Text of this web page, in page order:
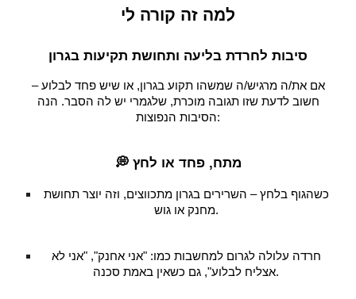
למה זה קורה לי
סיבות לחרדת בליעה ותחושת תקיעות בגרון
אם את/ה מרגיש/ה שמשהו תקוע בגרון, או שיש פחד לבלוע –
חשוב לדעת שזו תגובה מוכרת, שלגמרי יש לה הסבר. הנה
הסיבות הנפוצות:
💭 מתח, פחד או לחץ
כשהגוף בלחץ – השרירים בגרון מתכווצים, וזה יוצר תחושת
מחנק או גוש.
חרדה עלולה לגרום למחשבות כמו: "אני אחנק", "אני לא
אצליח לבלוע", גם כשאין באמת סכנה.